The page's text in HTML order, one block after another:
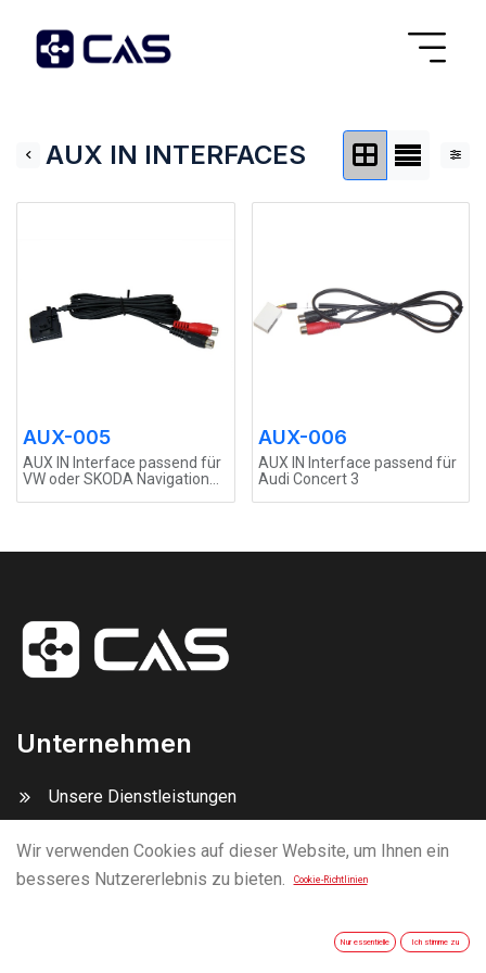
AUX IN INTERFACES
AUX-005
AUX IN Interface passend für
VW oder SKODA Navigation
AUX-006
AUX IN Interface passend für
Audi Concert 3
Unternehmen
Unsere Dienstleistungen
Kontakt Uns
Wir verwenden Cookies auf dieser Website, um Ihnen ein
besseres Nutzererlebnis zu bieten.
Cookie-Richtlinien
Nur essentielle Ich stimme zu